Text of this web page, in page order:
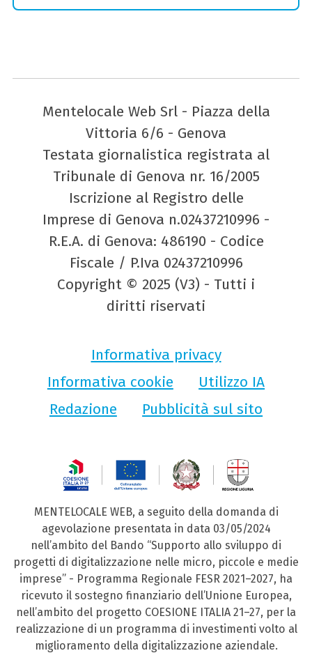
Mentelocale Web Srl - Piazza della
Vittoria 6/6 - Genova
Testata giornalistica registrata al
Tribunale di Genova nr. 16/2005
Iscrizione al Registro delle
Imprese di Genova n.02437210996 -
R.E.A. di Genova: 486190 - Codice
Fiscale / P.Iva 02437210996
Copyright © 2025 (V3) - Tutti i
diritti riservati
Informativa privacy
Informativa cookie
Utilizzo IA
Redazione
Pubblicità sul sito
MENTELOCALE WEB, a seguito della domanda di
agevolazione presentata in data 03/05/2024
nell’ambito del Bando “Supporto allo sviluppo di
progetti di digitalizzazione nelle micro, piccole e medie
imprese” - Programma Regionale FESR 2021–2027, ha
ricevuto il sostegno finanziario dell’Unione Europea,
nell’ambito del progetto COESIONE ITALIA 21–27, per la
realizzazione di un programma di investimenti volto al
miglioramento della digitalizzazione aziendale.